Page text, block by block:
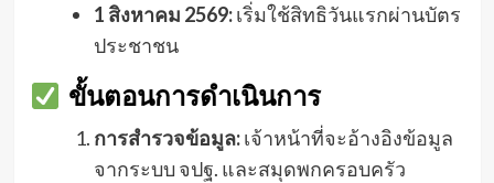
1 สิงหาคม 2569:เริ่มใช้สิทธิวันแรกผ่านบัตร
ประชาชน
ขั้นตอนการดำเนินการ
การสำรวจข้อมูล:เจ้าหน้าที่จะอ้างอิงข้อมูล
จากระบบ จปฐ. และสมุดพกครอบครัว